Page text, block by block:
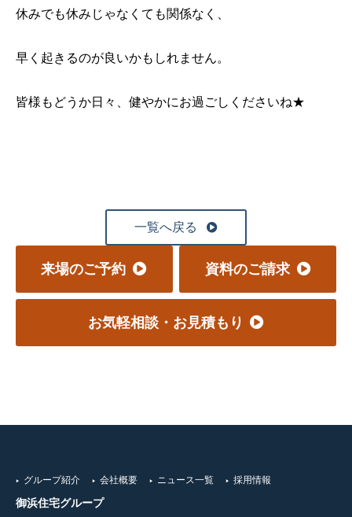
休みでも休みじゃなくても関係なく、
早く起きるのが良いかもしれません。
皆様もどうか日々、健やかにお過ごしくださいね★
一覧へ戻る
来場のご予約
お気軽相談・お見積もり
資料のご請求
グループ紹介 会社概要 ニュース一覧 採用情報
御浜住宅グループ